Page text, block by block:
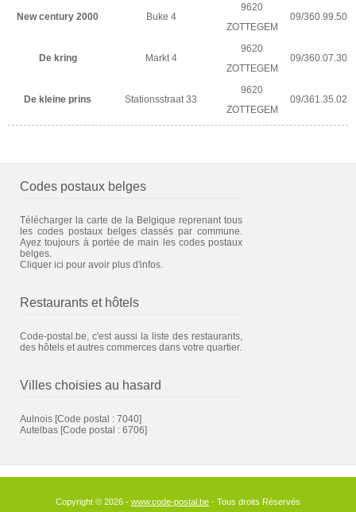
New century 2000 Buke 4
9620
ZOTTEGEM
09/360.99.50
De kring Markt 4
9620
ZOTTEGEM
09/360.07.30
De kleine prins Stationsstraat 33
9620
ZOTTEGEM
09/361.35.02
Codes postaux belges
Télécharger la carte de la Belgique reprenant tous
les codes postaux belges classés par commune.
Ayez toujours à portée de main les codes postaux
belges.
Cliquer ici pour avoir plus d'infos.
Restaurants et hôtels
Code-postal.be, c'est aussi la liste des restaurants,
des hôtels et autres commerces dans votre quartier.
Villes choisies au hasard
Aulnois [Code postal : 7040]
Autelbas [Code postal : 6706]
Copyright © 2026 - www.code-postal.be - Tous droits Réservés